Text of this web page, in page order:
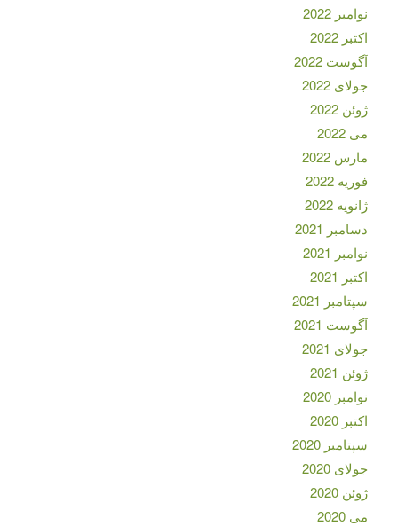
نوامبر 2022
اکتبر 2022
آگوست 2022
جولای 2022
ژوئن 2022
می 2022
مارس 2022
فوریه 2022
ژانویه 2022
دسامبر 2021
نوامبر 2021
اکتبر 2021
سپتامبر 2021
آگوست 2021
جولای 2021
ژوئن 2021
نوامبر 2020
اکتبر 2020
سپتامبر 2020
جولای 2020
ژوئن 2020
می 2020